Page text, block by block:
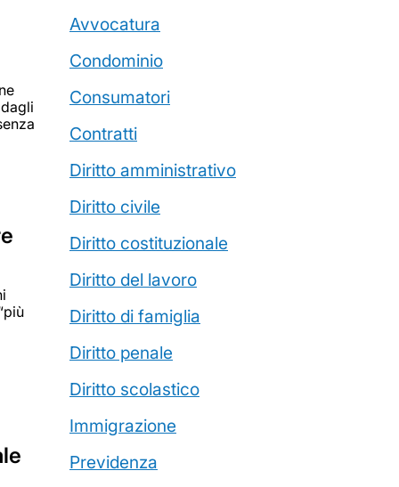
Avvocatura
Condominio
Consumatori
Contratti
Diritto amministrativo
Diritto civile
Diritto costituzionale
Diritto del lavoro
Diritto di famiglia
Diritto penale
Diritto scolastico
Immigrazione
Previdenza